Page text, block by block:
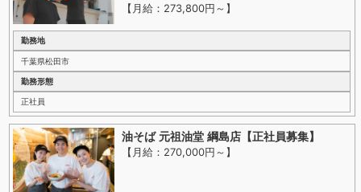
【月給：273,800円～ 】
勤務地
千葉県松田市
勤務形態
正社員
油そば 元祖油堂 綱島店【正社員募集】
【月給：270,000円～ 】